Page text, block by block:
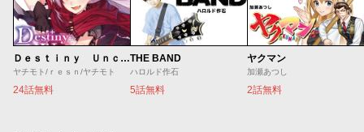
Ｄｅｓｔｉｎｙ Ｕｎｃｈａｉｎ Ｏｎｌｉｎｅ 吸血鬼少女となって、やがて『赤の魔王』と呼ばれるようになりました
ヤチモト/ｒｅｓｎ/ヤチモト
24話無料
THE BAND
ハロルド作石
5話無料
ヤクマン
加瀬あつし
2話無料